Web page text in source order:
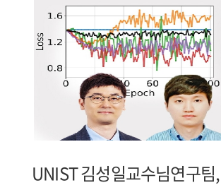
구축에 주력하고 있으며, 이번 협약을 통해
기대된다.부산대학교 SCSC 연구 센터는
기초 연구 역량 강화를 위해 과학기술정보
시행하는 선도 연구 센터(ERC) 사업을 주관
가능한 공급망 구축을 목표로 다양한 연구
업계 전문가들은 이번 협약이 국내 선박
기여할 것으로 전망하고 있다. 한 해운 컨설
환경 규제 대응과 기술 혁신이 핵심 경쟁력
투자"라고 평가했다.해운 업계는 이번 협력
주목하고 있다. 친환경 기술과 디지털 혁신
협의회 발대식’이 24일 오후 부산 해운대
열렸다고 25일 밝혔다.‘글로벌 공급망 기
협의회)’는 글로벌 공급망 기술 분야에서
매칭을 활성화하고, 관련 기업들의 효율적
이번 행사에는 부산시와 부산대 및 해상-항
수요 기업과 공급 기업, 특히 해운사, 터미
기술의 주요 수요 기업들이 다수 참석해 공
협력 방안을 논의하는 뜻깊은 시간을 가
공급망 관련 부산시 사업 소개를 시작으
탄소중립 트렌드에 관한 한국해양수산개
협의회 소개, 부산대 SCSC 연구센터 소개,